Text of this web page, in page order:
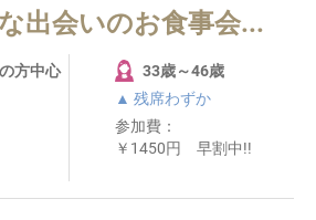
出会いのお食事会...
方中心
33歳～46歳
▲ 残席わずか
参加費：
￥1450円 早割中!!